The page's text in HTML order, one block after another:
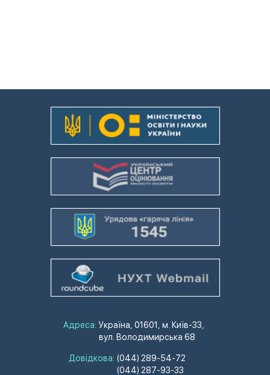
Адреса: Україна, 01601, м. Київ-33,
вул. Володимирська 68
Довідкова: (044) 289-54-72
(044) 287-93-33